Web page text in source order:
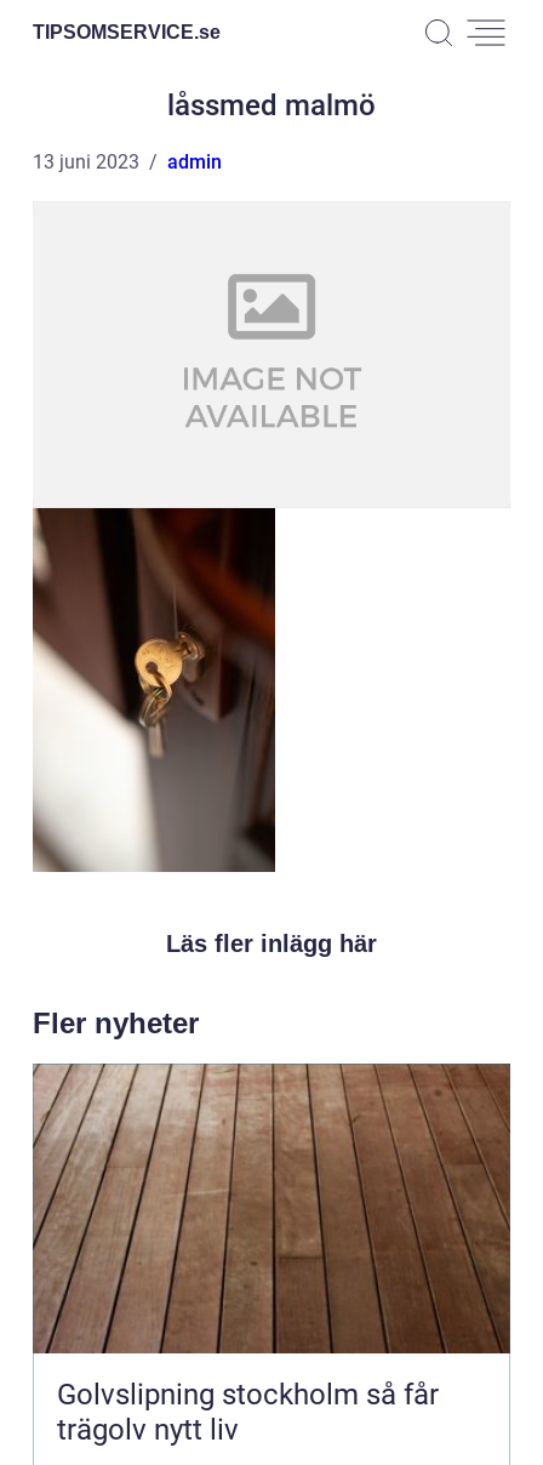
TIPSOMSERVICE.se
låssmed malmö
13 juni 2023 admin
Läs fler inlägg här
Fler nyheter
Golvslipning stockholm så får
trägolv nytt liv